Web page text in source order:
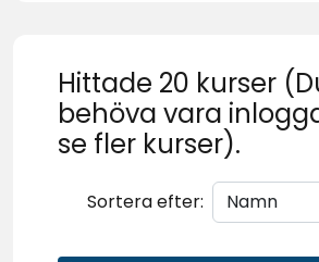
Hittade 20 kurser
behöva vara
se fler kurser).
Sortera efter: